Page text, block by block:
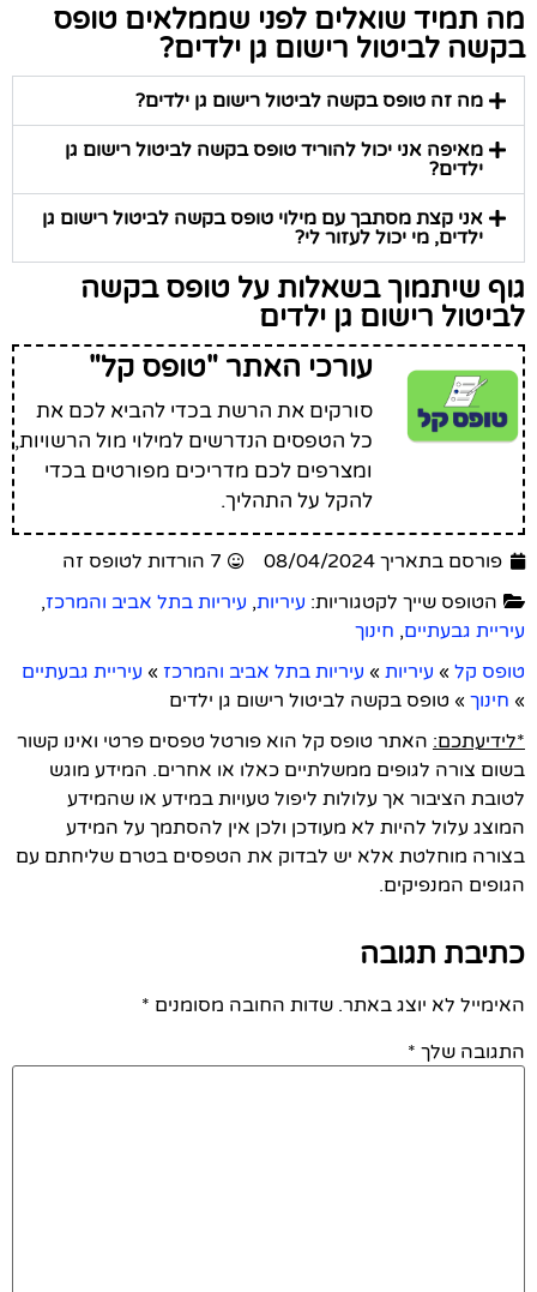
מה תמיד שואלים לפני שממלאים טופס
בקשה לביטול רישום גן ילדים?
מה זה טופס בקשה לביטול רישום גן ילדים?
מאיפה אני יכול להוריד טופס בקשה לביטול רישום גן
ילדים?
אני קצת מסתבך עם מילוי טופס בקשה לביטול רישום גן
ילדים, מי יכול לעזור לי?
גוף שיתמוך בשאלות על טופס בקשה
לביטול רישום גן ילדים
עורכי האתר "טופס קל"
סורקים את הרשת בכדי להביא לכם את
כל הטפסים הנדרשים למילוי מול הרשויות,
ומצרפים לכם מדריכים מפורטים בכדי
להקל על התהליך.
פורסם בתאריך 08/04/2024
7 הורדות לטופס זה
הטופס שייך לקטגוריות: עיריות, עיריות בתל אביב והמרכז,
עיריית גבעתיים, חינוך
טופס קל » עיריות » עיריות בתל אביב והמרכז » עיריית גבעתיים
» חינוך » טופס בקשה לביטול רישום גן ילדים
*לידיעתכם: האתר טופס קל הוא פורטל טפסים פרטי ואינו קשור
בשום צורה לגופים ממשלתיים כאלו או אחרים. המידע מוגש
לטובת הציבור אך עלולות ליפול טעויות במידע או שהמידע
המוצג עלול להיות לא מעודכן ולכן אין להסתמך על המידע
בצורה מוחלטת אלא יש לבדוק את הטפסים בטרם שליחתם עם
הגופים המנפיקים.
כתיבת תגובה
האימייל לא יוצג באתר. שדות החובה מסומנים *
התגובה שלך *